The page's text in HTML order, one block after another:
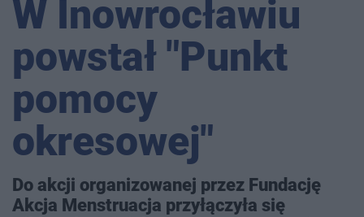
W Inowrocławiu
powstał "Punkt
pomocy
okresowej"
Do akcji organizowanej przez Fundację
Akcja Menstruacja przyłączyła się